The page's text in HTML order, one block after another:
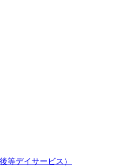
等デイサービス）